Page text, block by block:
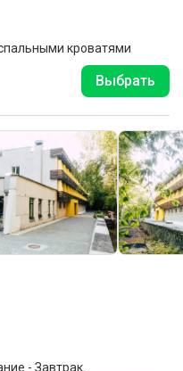
кроватями
Выбрать
- Завтрак.